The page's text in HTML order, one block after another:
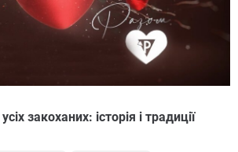
закоханих: історія і традиції